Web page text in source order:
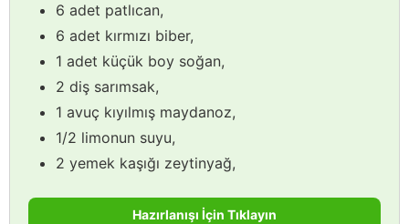
6 adet patlıcan,
6 adet kırmızı biber,
1 adet küçük boy soğan,
2 diş sarımsak,
1 avuç kıyılmış maydanoz,
1/2 limonun suyu,
2 yemek kaşığı zeytinyağ,
Hazırlanışı İçin Tıklayın